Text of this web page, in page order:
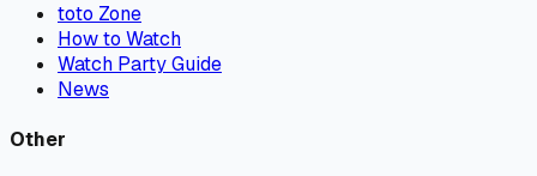
toto Zone
How to Watch
Watch Party Guide
News
Other